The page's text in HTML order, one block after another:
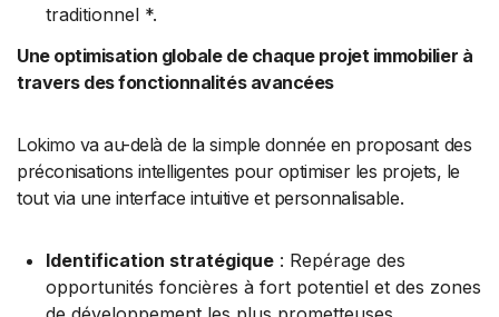
traditionnel *.
Une optimisation globale de chaque projet immobilier à
travers des fonctionnalités avancées
Lokimo va au-delà de la simple donnée en proposant des
préconisations intelligentes pour optimiser les projets, le
tout via une interface intuitive et personnalisable.
Identification stratégique: Repérage des
opportunités foncières à fort potentiel et des zones